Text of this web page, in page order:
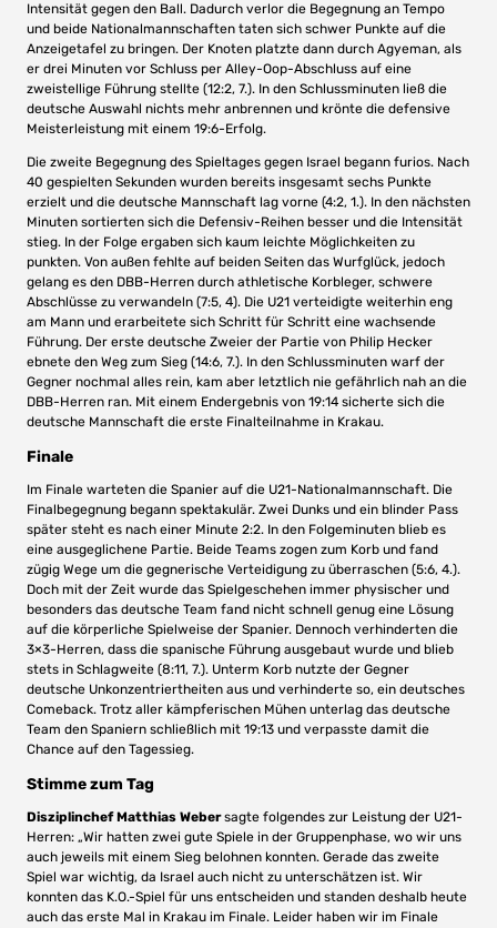
Intensität gegen den Ball. Dadurch verlor die Begegnung an Tempo
und beide Nationalmannschaften taten sich schwer Punkte auf die
Anzeigetafel zu bringen. Der Knoten platzte dann durch Agyeman, als
er drei Minuten vor Schluss per Alley-Oop-Abschluss auf eine
zweistellige Führung stellte (12:2, 7.). In den Schlussminuten ließ die
deutsche Auswahl nichts mehr anbrennen und krönte die defensive
Meisterleistung mit einem 19:6-Erfolg.
Die zweite Begegnung des Spieltages gegen Israel begann furios. Nach
40 gespielten Sekunden wurden bereits insgesamt sechs Punkte
erzielt und die deutsche Mannschaft lag vorne (4:2, 1.). In den nächsten
Minuten sortierten sich die Defensiv-Reihen besser und die Intensität
stieg. In der Folge ergaben sich kaum leichte Möglichkeiten zu
punkten. Von außen fehlte auf beiden Seiten das Wurfglück, jedoch
gelang es den DBB-Herren durch athletische Korbleger, schwere
Abschlüsse zu verwandeln (7:5, 4). Die U21 verteidigte weiterhin eng
am Mann und erarbeitete sich Schritt für Schritt eine wachsende
Führung. Der erste deutsche Zweier der Partie von Philip Hecker
ebnete den Weg zum Sieg (14:6, 7.). In den Schlussminuten warf der
Gegner nochmal alles rein, kam aber letztlich nie gefährlich nah an die
DBB-Herren ran. Mit einem Endergebnis von 19:14 sicherte sich die
deutsche Mannschaft die erste Finalteilnahme in Krakau.
Finale
Im Finale warteten die Spanier auf die U21-Nationalmannschaft. Die
Finalbegegnung begann spektakulär. Zwei Dunks und ein blinder Pass
später steht es nach einer Minute 2:2. In den Folgeminuten blieb es
eine ausgeglichene Partie. Beide Teams zogen zum Korb und fand
zügig Wege um die gegnerische Verteidigung zu überraschen (5:6, 4.).
Doch mit der Zeit wurde das Spielgeschehen immer physischer und
besonders das deutsche Team fand nicht schnell genug eine Lösung
auf die körperliche Spielweise der Spanier. Dennoch verhinderten die
3×3-Herren, dass die spanische Führung ausgebaut wurde und blieb
stets in Schlagweite (8:11, 7.). Unterm Korb nutzte der Gegner
deutsche Unkonzentriertheiten aus und verhinderte so, ein deutsches
Comeback. Trotz aller kämpferischen Mühen unterlag das deutsche
Team den Spaniern schließlich mit 19:13 und verpasste damit die
Chance auf den Tagessieg.
Stimme zum Tag
Disziplinchef Matthias Webersagte folgendes zur Leistung der U21-
Herren: „Wir hatten zwei gute Spiele in der Gruppenphase, wo wir uns
auch jeweils mit einem Sieg belohnen konnten. Gerade das zweite
Spiel war wichtig, da Israel auch nicht zu unterschätzen ist. Wir
konnten das K.O.-Spiel für uns entscheiden und standen deshalb heute
auch das erste Mal in Krakau im Finale. Leider haben wir im Finale